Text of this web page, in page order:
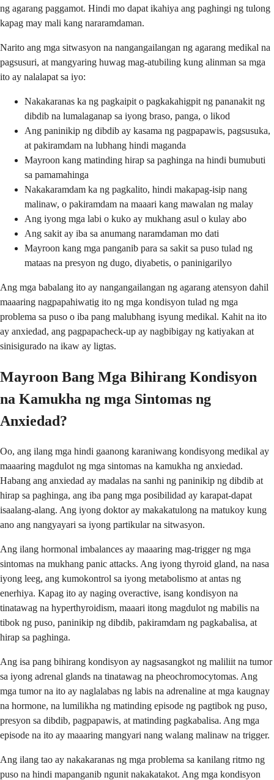
ng agarang paggamot. Hindi mo dapat ikahiya ang paghingi ng tulong
kapag may mali kang nararamdaman.
Narito ang mga sitwasyon na nangangailangan ng agarang medikal na
pagsusuri, at mangyaring huwag mag-atubiling kung alinman sa mga
ito ay nalalapat sa iyo:
Nakakaranas ka ng pagkaipit o pagkakahigpit ng pananakit ng
dibdib na lumalaganap sa iyong braso, panga, o likod
Ang paninikip ng dibdib ay kasama ng pagpapawis, pagsusuka,
at pakiramdam na lubhang hindi maganda
Mayroon kang matinding hirap sa paghinga na hindi bumubuti
sa pamamahinga
Nakakaramdam ka ng pagkalito, hindi makapag-isip nang
malinaw, o pakiramdam na maaari kang mawalan ng malay
Ang iyong mga labi o kuko ay mukhang asul o kulay abo
Ang sakit ay iba sa anumang naramdaman mo dati
Mayroon kang mga panganib para sa sakit sa puso tulad ng
mataas na presyon ng dugo, diyabetis, o paninigarilyo
Ang mga babalang ito ay nangangailangan ng agarang atensyon dahil
maaaring nagpapahiwatig ito ng mga kondisyon tulad ng mga
problema sa puso o iba pang malubhang isyung medikal. Kahit na ito
ay anxiedad, ang pagpapacheck-up ay nagbibigay ng katiyakan at
sinisigurado na ikaw ay ligtas.
Mayroon Bang Mga Bihirang Kondisyon
na Kamukha ng mga Sintomas ng
Anxiedad?
Oo, ang ilang mga hindi gaanong karaniwang kondisyong medikal ay
maaaring magdulot ng mga sintomas na kamukha ng anxiedad.
Habang ang anxiedad ay madalas na sanhi ng paninikip ng dibdib at
hirap sa paghinga, ang iba pang mga posibilidad ay karapat-dapat
isaalang-alang. Ang iyong doktor ay makakatulong na matukoy kung
ano ang nangyayari sa iyong partikular na sitwasyon.
Ang ilang hormonal imbalances ay maaaring mag-trigger ng mga
sintomas na mukhang panic attacks. Ang iyong thyroid gland, na nasa
iyong leeg, ang kumokontrol sa iyong metabolismo at antas ng
enerhiya. Kapag ito ay naging overactive, isang kondisyon na
tinatawag na hyperthyroidism, maaari itong magdulot ng mabilis na
tibok ng puso, paninikip ng dibdib, pakiramdam ng pagkabalisa, at
hirap sa paghinga.
Ang isa pang bihirang kondisyon ay nagsasangkot ng maliliit na tumor
sa iyong adrenal glands na tinatawag na pheochromocytomas. Ang
mga tumor na ito ay naglalabas ng labis na adrenaline at mga kaugnay
na hormone, na lumilikha ng matinding episode ng pagtibok ng puso,
presyon sa dibdib, pagpapawis, at matinding pagkabalisa. Ang mga
episode na ito ay maaaring mangyari nang walang malinaw na trigger.
Ang ilang tao ay nakakaranas ng mga problema sa kanilang ritmo ng
puso na hindi mapanganib ngunit nakakatakot. Ang mga kondisyon